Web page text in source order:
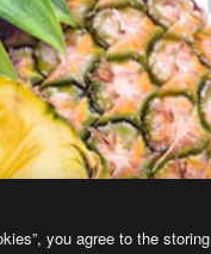
you agree to the